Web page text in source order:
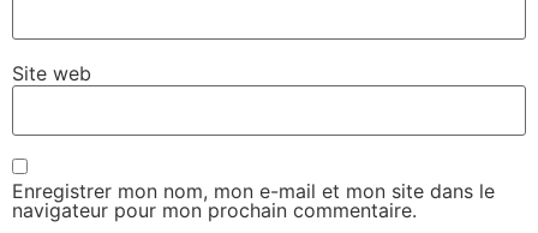
Site web
Enregistrer mon nom, mon e-mail et mon site dans le
navigateur pour mon prochain commentaire.